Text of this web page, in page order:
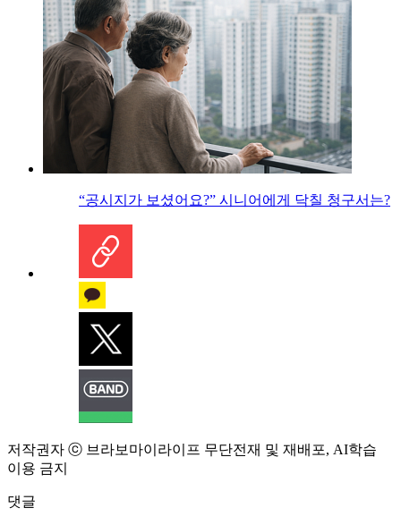
“공시지가 보셨어요?” 시니어에게 닥칠 청구서는?
저작권자 ⓒ 브라보마이라이프 무단전재 및 재배포, AI학습
이용 금지
댓글